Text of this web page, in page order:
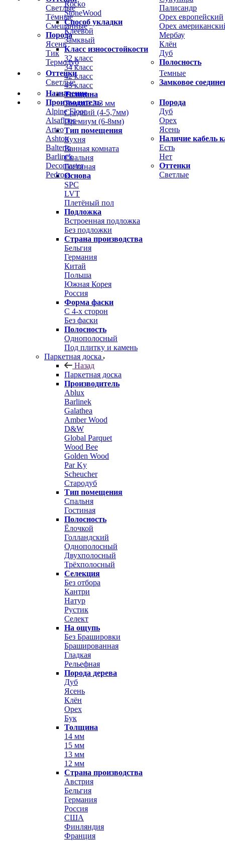
Светлые
Тёмные
Смешанные
Порода
Ясень
Тик
Термодуб
Палисандр
Орех европейский
Орех
Мербау
Клён
Дуб
Полосность
Оттенки
Светлые
Темные
Замковое
Назначение
Производитель
Alpine Floor
Alsafloor
Arteo
Ashton
Balterio
Barlinek
Decomaster
Pedross
Порода
Дуб
Орех
Ясень
Наличие кабель
Есть
Нет
Оттенки
Светлые
Rocko
StoneWood
Способ укладки
Клеевой
Замквый
Класс износостойкости
32 класс
34 класс
42 класс
43 класс
Толщина
Тонкий 2-3 мм
Средний (4-5,7мм)
Премиум (6-8мм)
Тип помещения
Кухня
Ванная комната
Спальня
Гостиная
Основа
SPC
LVT
Плетёный пол
Подложка
Встроенная подложка
Без подложки
Страна производства
Бельгия
Германия
Китай
Польша
Южная Корея
Россия
Форма фаски
С 4-х сторон
Без фаски
Полосность
Однополосный
Под плитку и камень
Паркетная доска
Назад
Паркетная доска
Производитель
Ablux
Barlinek
Galathea
Amber Wood
D&W
Global Parquet
Wood Bee
Golden Wood
Par Ky
Scheucher
Стародуб
Тип помещения
Спальня
Гостиная
Полосность
Ёлочкой
Голландский
Однополосный
Двухполосный
Трёхполосный
Селекция
Без отбора
Кантри
Натур
Рустик
Селект
На ощупь
Без Брашировки
Брашированная
Гладкая
Рельефная
Порода дерева
Дуб
Ясень
Клён
Орех
Бук
Толщина
14 мм
15 мм
13 мм
12 мм
Страна производства
Австрия
Бельгия
Германия
Россия
США
Финляндия
Франция